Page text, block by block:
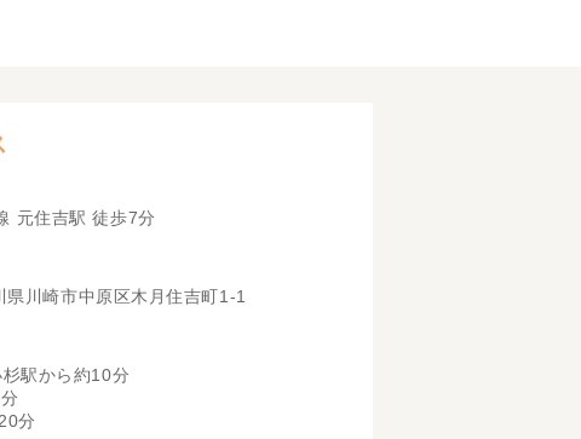
元住吉駅 徒歩7分
川崎市中原区木月住吉町1-1
駅から約10分
分